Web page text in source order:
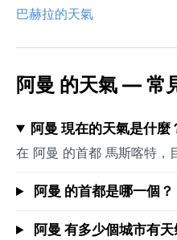
巴赫拉的天氣
阿曼 的天氣 — 常
阿曼 現在的天氣是什麼
在 阿曼 的首都 馬斯喀特，
阿曼 的首都是哪一個？
阿曼 有多少個城市有天